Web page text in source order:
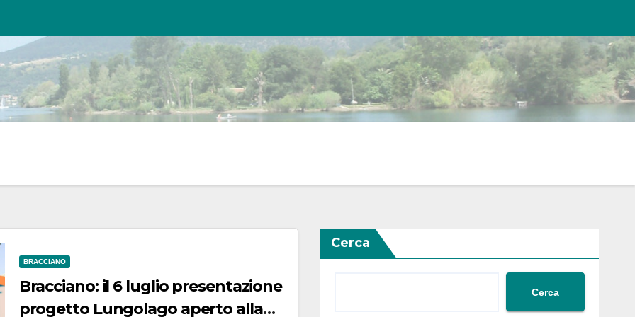
BRACCIANO
Bracciano: il 6 luglio presentazione
progetto Lungolago aperto alla
Cerca
Cerca